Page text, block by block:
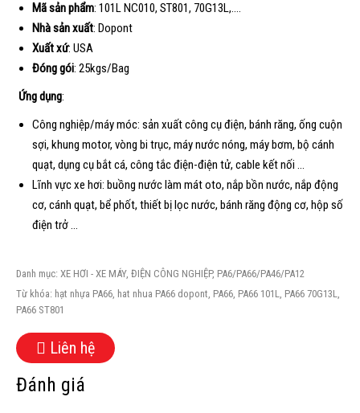
Mã sản phẩm: 101L NC010, ST801, 70G13L,….
Nhà sản xuất: Dopont
Xuất xứ: USA
Đóng gói: 25kgs/Bag
Ứng dụng:
Công nghiệp/máy móc: sản xuất công cụ điện, bánh răng, ống cuộn
sợi, khung motor, vòng bi trục, máy nước nóng, máy bơm, bộ cánh
quạt, dụng cụ bắt cá, công tắc điện-điện tử, cable kết nối …
Lĩnh vực xe hơi: buồng nước làm mát oto, nắp bồn nước, nắp động
cơ, cánh quạt, bể phốt, thiết bị lọc nước, bánh răng động cơ, hộp số
điện trở …
Danh mục: XE HƠI - XE MÁY, ĐIỆN CÔNG NGHIỆP, PA6/PA66/PA46/PA12
Từ khóa: hạt nhựa PA66, hat nhua PA66 dopont, PA66, PA66 101L, PA66 70G13L,
PA66 ST801
Liên hệ
Đánh giá